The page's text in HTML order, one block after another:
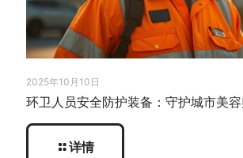
2025年10月10日
环卫人员安全防护装备：守护城市美
详情